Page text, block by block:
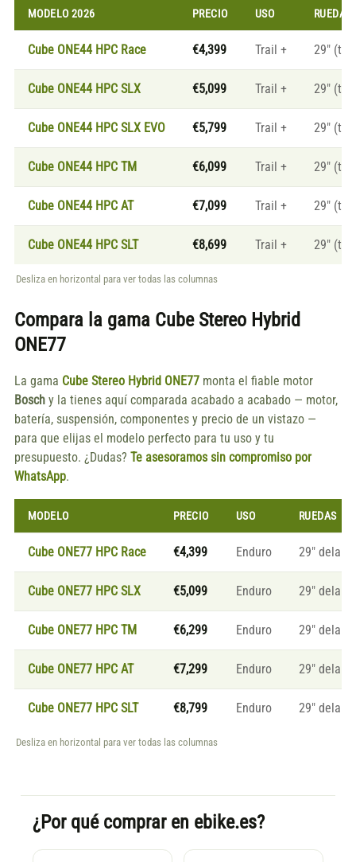
MODELO 2026 PRECIO USO RUEDAS
Cube ONE44 HPC Race €4,399 Trail + 29"
Cube ONE44 HPC SLX €5,099 Trail + 29"
Cube ONE44 HPC SLX EVO €5,799 Trail + 29"
Cube ONE44 HPC TM €6,099 Trail + 29"
Cube ONE44 HPC AT €7,099 Trail + 29"
Cube ONE44 HPC SLT €8,699 Trail + 29"
Desliza en horizontal para ver todas las columnas
Compara la gama Cube Stereo Hybrid
ONE77
La gama Cube Stereo Hybrid ONE77monta el fiable motor
Boschy la tienes aquí comparada acabado a acabado — motor,
batería, suspensión, componentes y precio de un vistazo —
para que elijas el modelo perfecto para tu uso y tu
presupuesto. ¿Dudas? Te asesoramos sin compromiso por
WhatsApp.
MODELO PRECIO USO RUEDAS
Cube ONE77 HPC Race €4,399 Enduro 29″
Cube ONE77 HPC SLX €5,099 Enduro 29″
Cube ONE77 HPC TM €6,299 Enduro 29″
Cube ONE77 HPC AT €7,299 Enduro 29″
Cube ONE77 HPC SLT €8,799 Enduro 29″
Desliza en horizontal para ver todas las columnas
¿Por qué comprar en ebike.es?